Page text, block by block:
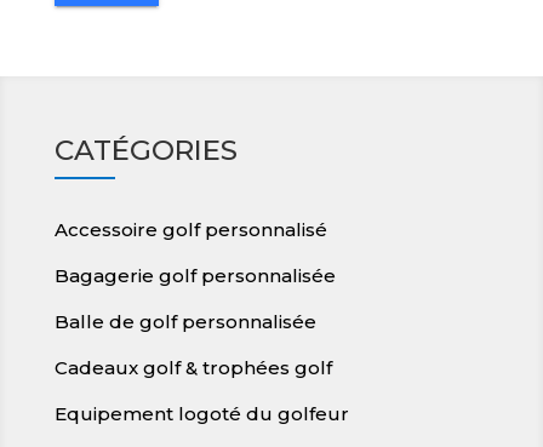
CATÉGORIES
Accessoire golf personnalisé
Bagagerie golf personnalisée
Balle de golf personnalisée
Cadeaux golf & trophées golf
Equipement logoté du golfeur